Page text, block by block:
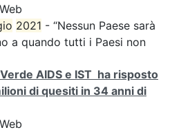
2021 - “Nessun Paese sarà
a quando tutti i Paesi non
AIDS e IST ha risposto
di quesiti in 34 anni di